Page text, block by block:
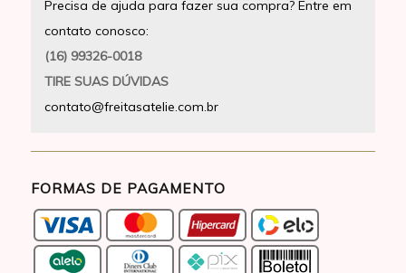
Precisa de ajuda para fazer sua compra? Entre em
contato conosco:
(16) 99326-0018
TIRE SUAS DÚVIDAS
contato@freitasatelie.com.br
FORMAS DE PAGAMENTO